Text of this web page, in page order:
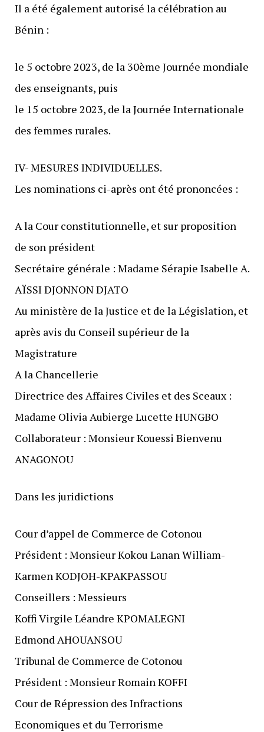
Il a été également autorisé la célébration au
Bénin :
le 5 octobre 2023, de la 30ème Journée mondiale
des enseignants, puis
le 15 octobre 2023, de la Journée Internationale
des femmes rurales.
IV- MESURES INDIVIDUELLES.
Les nominations ci-après ont été prononcées :
A la Cour constitutionnelle, et sur proposition
de son président
Secrétaire générale : Madame Sérapie Isabelle A.
AÏSSI DJONNON DJATO
Au ministère de la Justice et de la Législation, et
après avis du Conseil supérieur de la
Magistrature
A la Chancellerie
Directrice des Affaires Civiles et des Sceaux :
Madame Olivia Aubierge Lucette HUNGBO
Collaborateur : Monsieur Kouessi Bienvenu
ANAGONOU
Dans les juridictions
Cour d’appel de Commerce de Cotonou
Président : Monsieur Kokou Lanan William-
Karmen KODJOH-KPAKPASSOU
Conseillers : Messieurs
Koffi Virgile Léandre KPOMALEGNI
Edmond AHOUANSOU
Tribunal de Commerce de Cotonou
Président : Monsieur Romain KOFFI
Cour de Répression des Infractions
Economiques et du Terrorisme